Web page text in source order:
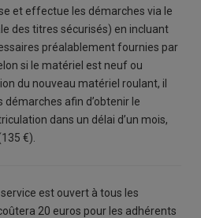
et effectue les démarches via le
des titres sécurisés) en incluant
préalablement fournies par
si le matériel est neuf ou
du nouveau matériel roulant, il
afin d’obtenir le
dans un délai d’un mois,
€).
est ouvert à tous les
20 euros pour les adhérents